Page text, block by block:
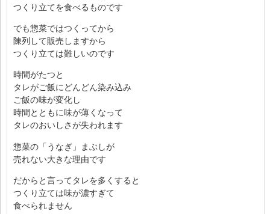
つくり立てを食べるものです
でも惣菜ではつくってから
陳列して販売しますから
つくり立ては難しいのです
時間がたつと
タレがご飯にどんどん染み込み
ご飯の味が変化し
時間とともに味が薄くなって
タレのおいしさが失われます
惣菜の「うなぎ」まぶしが
売れない大きな理由です
だからと言ってタレを多くすると
つくり立ては味が濃すぎて
食べられません